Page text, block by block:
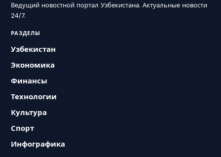
Ведущий новостной портал Узбекистана. Актуальные новости
24/7.
РАЗДЕЛЫ
Узбекистан
Экономика
Финансы
Технологии
Культура
Спорт
Инфографика